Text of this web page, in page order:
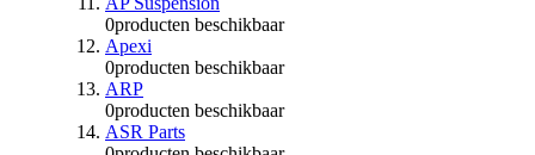
0producten beschikbaar
Apexi
0producten beschikbaar
ARP
0producten beschikbaar
ASR Parts